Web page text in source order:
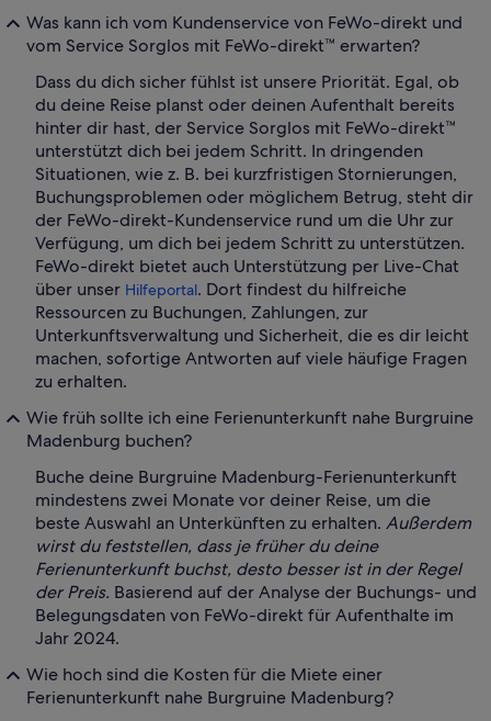
Was kann ich vom Kundenservice von FeWo-direkt und
vom Service Sorglos mit FeWo-direkt™ erwarten?
Dass du dich sicher fühlst ist unsere Priorität. Egal, ob
du deine Reise planst oder deinen Aufenthalt bereits
hinter dir hast, der Service Sorglos mit FeWo-direkt™
unterstützt dich bei jedem Schritt. In dringenden
Situationen, wie z. B. bei kurzfristigen Stornierungen,
Buchungsproblemen oder möglichem Betrug, steht dir
der FeWo-direkt-Kundenservice rund um die Uhr zur
Verfügung, um dich bei jedem Schritt zu unterstützen.
FeWo-direkt bietet auch Unterstützung per Live-Chat
über unser Hilfeportal. Dort findest du hilfreiche
Ressourcen zu Buchungen, Zahlungen, zur
Unterkunftsverwaltung und Sicherheit, die es dir leicht
machen, sofortige Antworten auf viele häufige Fragen
zu erhalten.
Wie früh sollte ich eine Ferienunterkunft nahe Burgruine
Madenburg buchen?
Buche deine Burgruine Madenburg-Ferienunterkunft
mindestens zwei Monate vor deiner Reise, um die
beste Auswahl an Unterkünften zu erhalten. Außerdem
wirst du feststellen, dass je früher du deine
Ferienunterkunft buchst, desto besser ist in der Regel
der Preis. Basierend auf der Analyse der Buchungs- und
Belegungsdaten von FeWo-direkt für Aufenthalte im
Jahr 2024.
Wie hoch sind die Kosten für die Miete einer
Ferienunterkunft nahe Burgruine Madenburg?